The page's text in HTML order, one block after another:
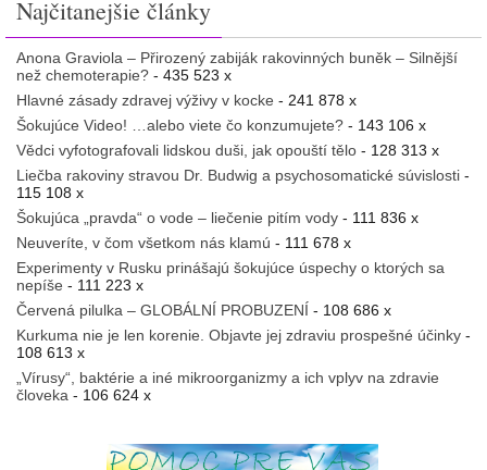
Najčitanejšie články
Anona Graviola – Přirozený zabiják rakovinných buněk – Silnější
než chemoterapie? - 435 523 x
Hlavné zásady zdravej výživy v kocke - 241 878 x
Šokujúce Video! …alebo viete čo konzumujete? - 143 106 x
Vědci vyfotografovali lidskou duši, jak opouští tělo - 128 313 x
Liečba rakoviny stravou Dr. Budwig a psychosomatické súvislosti -
115 108 x
Šokujúca „pravda“ o vode – liečenie pitím vody - 111 836 x
Neuveríte, v čom všetkom nás klamú - 111 678 x
Experimenty v Rusku prinášajú šokujúce úspechy o ktorých sa
nepíše - 111 223 x
Červená pilulka – GLOBÁLNÍ PROBUZENÍ - 108 686 x
Kurkuma nie je len korenie. Objavte jej zdraviu prospešné účinky -
108 613 x
„Vírusy“, baktérie a iné mikroorganizmy a ich vplyv na zdravie
človeka - 106 624 x